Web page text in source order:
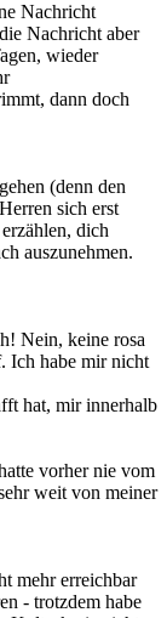
Nachricht
Nachricht aber
wieder
dann doch
(denn den
sich erst
dich
auszunehmen.
Nein, keine rosa
Ich habe mir nicht
hat, mir innerhalb
vorher nie vom
weit von meiner
mehr erreichbar
- trotzdem habe